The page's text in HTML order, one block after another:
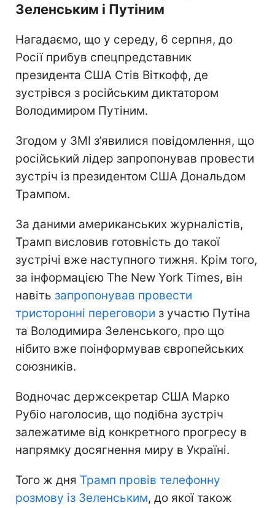
Зеленським і Путіним
Нагадаємо, що у середу, 6 серпня, до
Росії прибув спецпредставник
президента США Стів Віткофф, де
зустрівся з російським диктатором
Володимиром Путіним.
Згодом у ЗМІ з’явилися повідомлення, що
російський лідер запропонував провести
зустріч із президентом США Дональдом
Трампом.
За даними американських журналістів,
Трамп висловив готовність до такої
зустрічі вже наступного тижня. Крім того,
за інформацією The New York Times, він
навіть запропонував провести
тристоронні переговори з участю Путіна
та Володимира Зеленського, про що
нібито вже поінформував європейських
союзників.
Водночас держсекретар США Марко
Рубіо наголосив, що подібна зустріч
залежатиме від конкретного прогресу в
напрямку досягнення миру в Україні.
Того ж дня Трамп провів телефонну
розмову із Зеленським, до якої також